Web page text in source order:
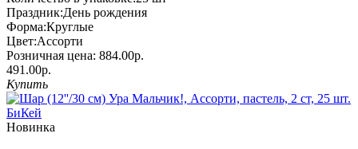
Праздник:День рождения
Форма:Круглые
Цвет:Ассорти
Розничная цена: 884.00р.
491.00р.
Купить
Новинка